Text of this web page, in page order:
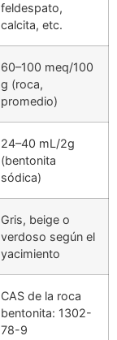
feldespato,
calcita, etc.
60–100 meq/100
g (roca,
promedio)
24–40 mL/2g
(bentonita
sódica)
Gris, beige o
verdoso según el
yacimiento
CAS de la roca
bentonita: 1302-
78-9